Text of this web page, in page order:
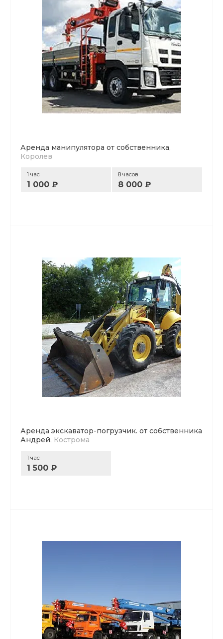
Аренда манипулятора от собственника,
Королев
1 час
1 000 ₽
8 часов
8 000 ₽
Аренда экскаватор-погрузчик. от собственника
Андрей, Кострома
1 час
1 500 ₽